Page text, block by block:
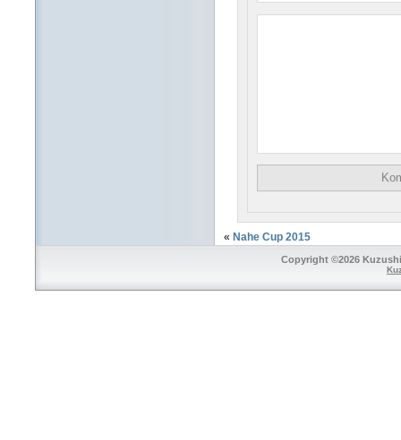
« Nahe Cup 2015
Copyright ©2026